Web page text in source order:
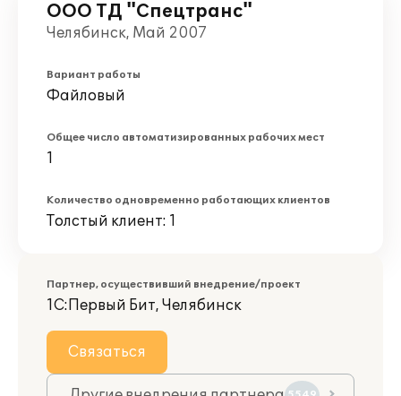
ООО ТД "Спецтранс"
Челябинск, Май 2007
Вариант работы
Файловый
Общее число автоматизированных рабочих мест
1
Количество одновременно работающих клиентов
Толстый клиент: 1
Партнер, осуществивший внедрение/проект
1С:Первый Бит, Челябинск
Связаться